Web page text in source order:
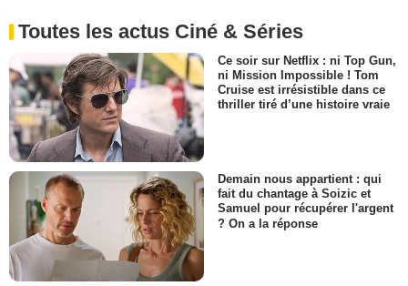
Toutes les actus Ciné & Séries
Ce soir sur Netflix : ni Top Gun,
ni Mission Impossible ! Tom
Cruise est irrésistible dans ce
thriller tiré d’une histoire vraie
Demain nous appartient : qui
fait du chantage à Soizic et
Samuel pour récupérer l'argent
? On a la réponse